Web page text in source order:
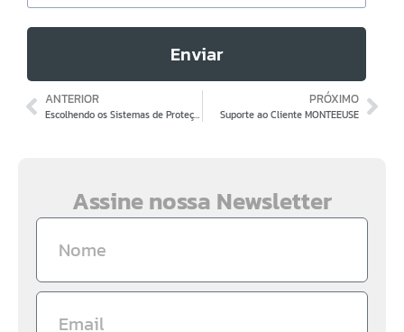
Enviar
ANTERIOR
Escolhendo os Sistemas de Proteção
PRÓXIMO
Suporte ao Cliente MONTEEUSE
Assine nossa Newsletter